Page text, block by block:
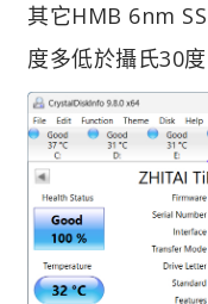
其它HMB 6nm
度多低於攝氏30度